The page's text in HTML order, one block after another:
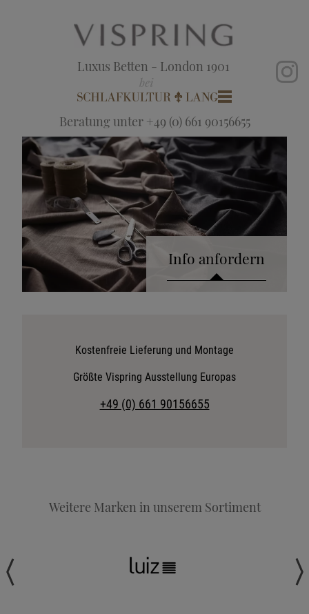
Luxus Betten - London 1901
Beratung unter +49 (0) 661 90156655
Info anfordern
Stoffkollektion anfordern
Telefonische Beratung anfordern
Kostenfreie Lieferung und Montage
Größte Vispring Ausstellung Europas
+49 (0) 661 90156655
Weitere Marken in unserem Sortiment